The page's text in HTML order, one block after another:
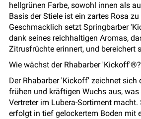
hellgrünen Farbe, sowohl innen als
Basis der Stiele ist ein zartes Rosa zu
Geschmacklich setzt Springbarber
dank seines reichhaltigen Aromas,
Zitrusfrüchte erinnert, und bereichert
Wie wächst der Rhabarber 'Kickoff'®?
Der Rhabarber 'Kickoff' zeichnet sich
frühen und kräftigen Wuchs aus,
Vertreter im Lubera-Sortiment macht.
erfolgt in tief gelockertem Boden mit